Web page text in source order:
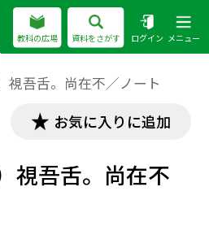
教科の広場 資料をさがす ログイン メニュー
視吾舌。尚在不／ノート
お気に入りに追加
視吾舌。尚在不